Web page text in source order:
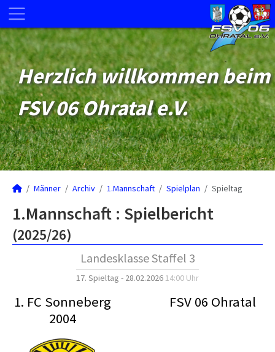
Herzlich willkommen beim
FSV 06 Ohratal e.V.
Männer Archiv 1.Mannschaft Spielplan Spieltag
1.Mannschaft : Spielbericht
(2025/26)
Landesklasse Staffel 3
17. Spieltag - 28.02.2026 14:00 Uhr
1. FC Sonneberg
2004
FSV 06 Ohratal